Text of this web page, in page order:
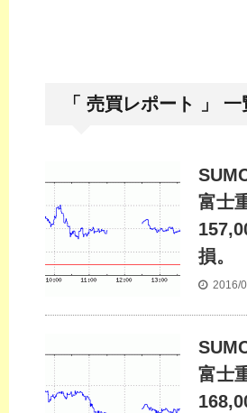
「 売買レポート 」 一
富士
損。
2016/
富士